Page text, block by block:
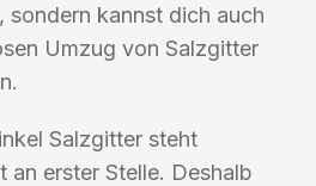
sondern kannst dich auch
Umzug von Salzgitter
Salzgitter steht
an erster Stelle. Deshalb